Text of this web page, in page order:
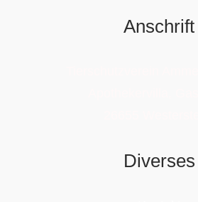
Anschrift
Diverses